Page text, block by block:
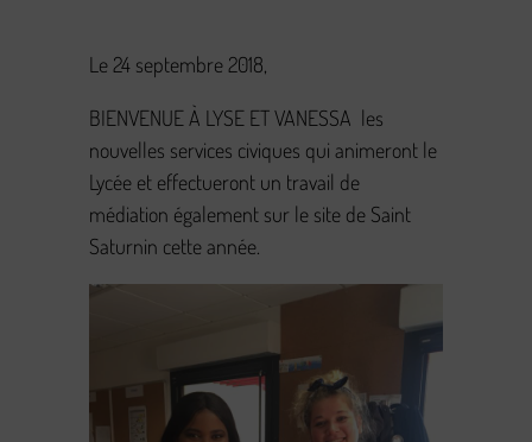
Le 24 septembre 2018,
BIENVENUE À LYSE ET VANESSA les
nouvelles services civiques qui animeront le
Lycée et effectueront un travail de
médiation également sur le site de Saint
Saturnin cette année.